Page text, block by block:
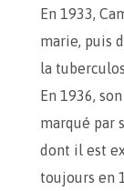
En 1933,
marie, puis
la
En 1936,
marqué par
dont il est
toujours en